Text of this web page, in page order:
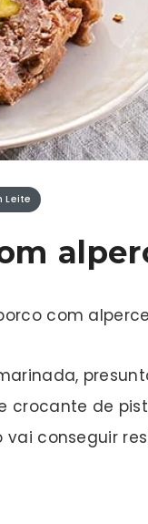
Leite
com
crocante de
conseguir